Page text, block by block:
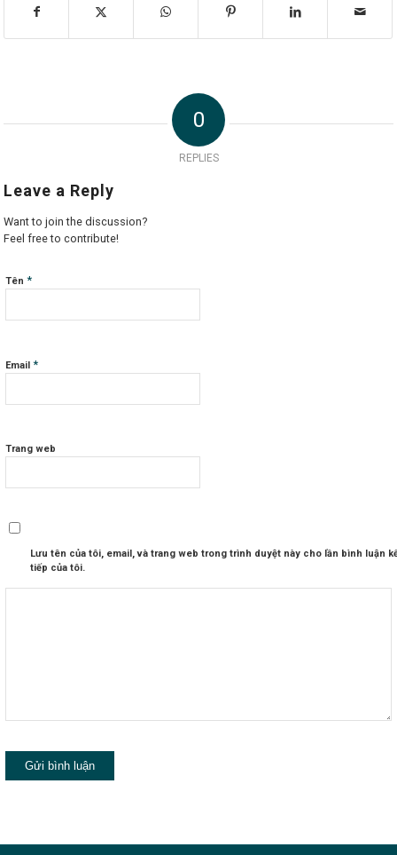
0
REPLIES
Leave a Reply
Want to join the discussion?
Feel free to contribute!
Tên*
Email*
Trang web
Lưu tên của tôi, email, và trang web trong trình duyệt này cho lần bình luận
tiếp của tôi.